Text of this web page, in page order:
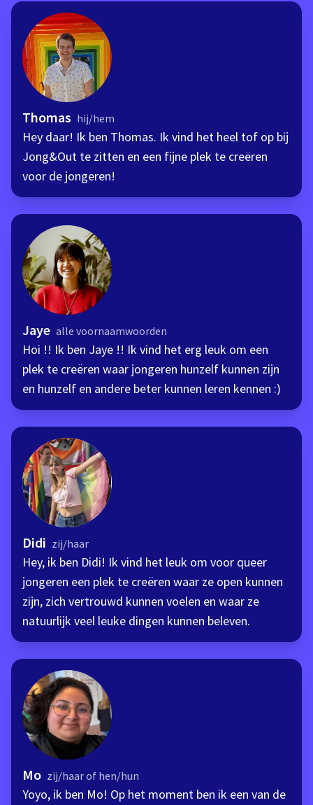
Thomas hij/hem
Hey daar! Ik ben Thomas. Ik vind het heel tof op bij
Jong&Out te zitten en een fijne plek te creëren
voor de jongeren!
Jaye alle voornaamwoorden
Hoi !! Ik ben Jaye !! Ik vind het erg leuk om een
plek te creëren waar jongeren hunzelf kunnen zijn
en hunzelf en andere beter kunnen leren kennen :)
Didi zij/haar
Hey, ik ben Didi! Ik vind het leuk om voor queer
jongeren een plek te creëren waar ze open kunnen
zijn, zich vertrouwd kunnen voelen en waar ze
natuurlijk veel leuke dingen kunnen beleven.
Mo zij/haar of hen/hun
Yoyo, ik ben Mo! Op het moment ben ik een van de